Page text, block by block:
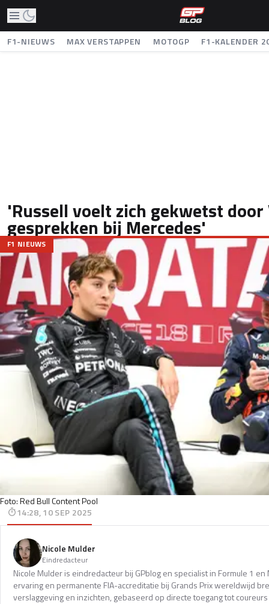
F1-NIEUWS MAX VERSTAPPEN MOTOGP F1-KALENDER
'Russell voelt zich gekwetst
gesprekken bij Mercedes'
Foto: Red Bull Content Pool
F1 NIEUWS
14:28, 10 SEP 2025
Nicole Mulder
Eindredacteur
Nicole Mulder is eindredacteur bij GPblog en specialist in Formule 1 en
ervaring en permanente FIA-accreditatie bij Grands Prix wereldwijd
verslaggeving en inzichten, gebaseerd op directe toegang tot